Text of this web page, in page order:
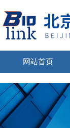
网站首页